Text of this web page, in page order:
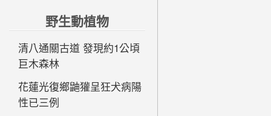
野生動植物
清八通關古道 發現約1公頃
巨木森林
花蓮光復鄉鼬獾呈狂犬病陽
性已三例